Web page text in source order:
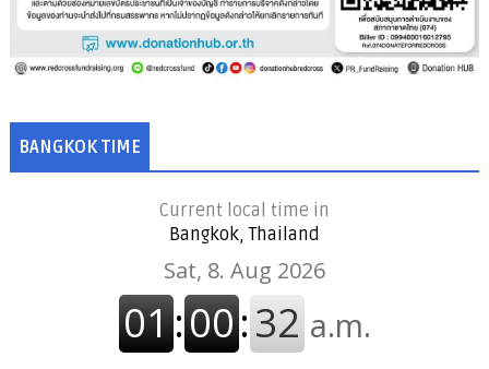
BANGKOK TIME
Current local time in
Bangkok, Thailand